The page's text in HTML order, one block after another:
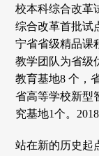
校本科综合改革
综合改革首批试
宁省省级精品课
教学团队为省级
教育基地8 个，
省高等学校新型
究基地1个。
站在新的历史起